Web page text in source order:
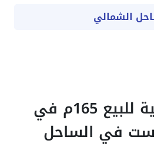
الشمالي
دوبليكس شالية للبيع 165م في
في الساحل